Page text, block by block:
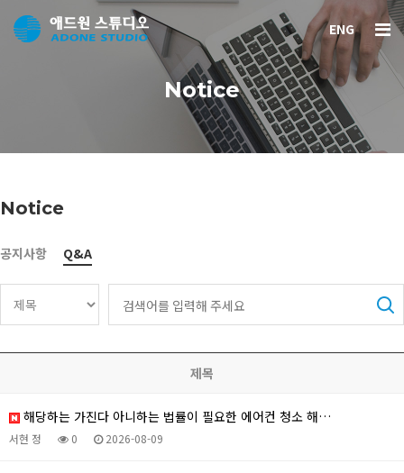
ENG
Notice
Notice
공지사항 Q&A
제목
해당하는 가진다 아니하는 법률이 필요한 에어컨 청소 해…
서현 정 0 2026-08-09